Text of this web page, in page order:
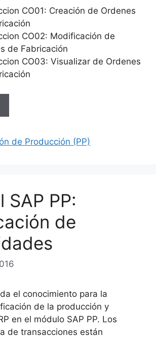
CO01: Creación de Ordenes
CO02: Modificación de
de Fabricación
CO03: Visualizar de Ordenes
de Producción (PP)
SAP PP:
de
el conocimiento para la
de la producción y
en el módulo SAP PP. Los
de transacciones están